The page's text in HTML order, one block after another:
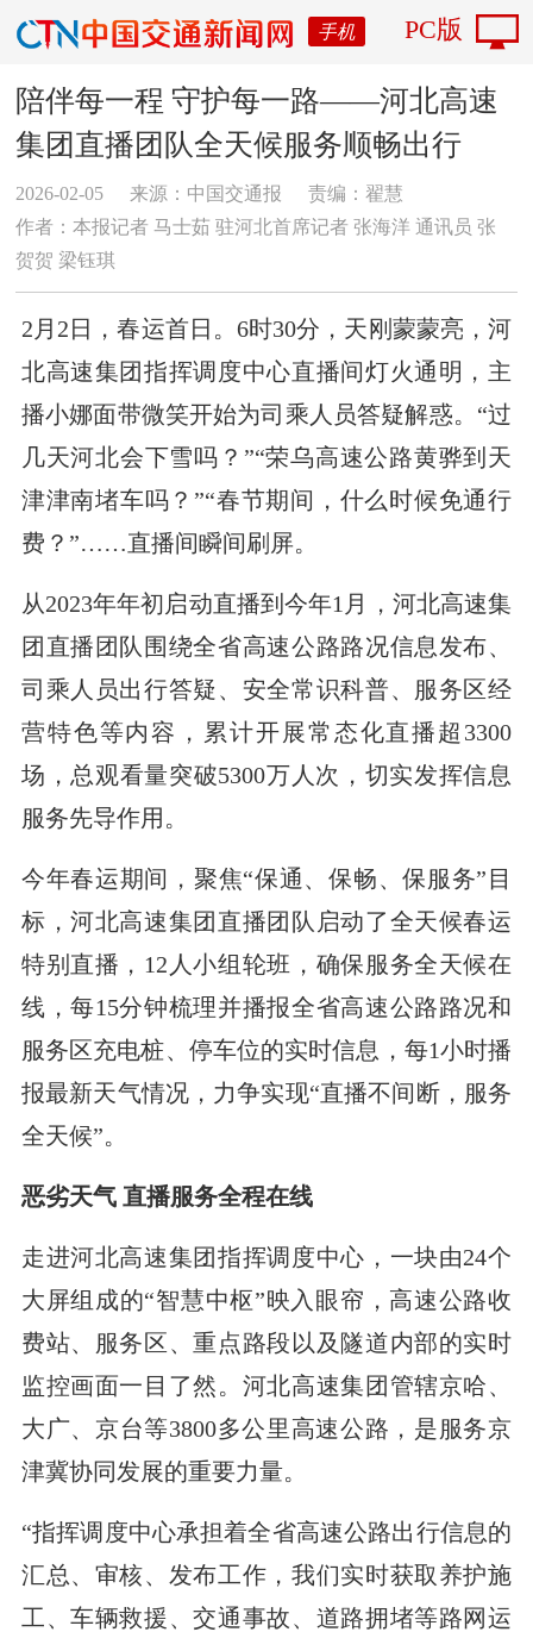
手机 PC版
陪伴每一程 守护每一路——河北高速
集团直播团队全天候服务顺畅出行
2026-02-05 来源：中国交通报
责编：翟慧
作者：本报记者 马士茹 驻河北首席记者 张海洋 通讯员 张
贺贺 梁钰琪
2月2日，春运首日。6时30分，天刚蒙蒙亮，河
北高速集团指挥调度中心直播间灯火通明，主
播小娜面带微笑开始为司乘人员答疑解惑。“过
几天河北会下雪吗？”“荣乌高速公路黄骅到天
津津南堵车吗？”“春节期间，什么时候免通行
费？”……直播间瞬间刷屏。
从2023年年初启动直播到今年1月，河北高速集
团直播团队围绕全省高速公路路况信息发布、
司乘人员出行答疑、安全常识科普、服务区经
营特色等内容，累计开展常态化直播超3300
场，总观看量突破5300万人次，切实发挥信息
服务先导作用。
今年春运期间，聚焦“保通、保畅、保服务”目
标，河北高速集团直播团队启动了全天候春运
特别直播，12人小组轮班，确保服务全天候在
线，每15分钟梳理并播报全省高速公路路况和
服务区充电桩、停车位的实时信息，每1小时播
报最新天气情况，力争实现“直播不间断，服务
全天候”。
恶劣天气 直播服务全程在线
走进河北高速集团指挥调度中心，一块由24个
大屏组成的“智慧中枢”映入眼帘，高速公路收
费站、服务区、重点路段以及隧道内部的实时
监控画面一目了然。河北高速集团管辖京哈、
大广、京台等3800多公里高速公路，是服务京
津冀协同发展的重要力量。
“指挥调度中心承担着全省高速公路出行信息的
汇总、审核、发布工作，我们实时获取养护施
工、车辆救援、交通事故、道路拥堵等路网运